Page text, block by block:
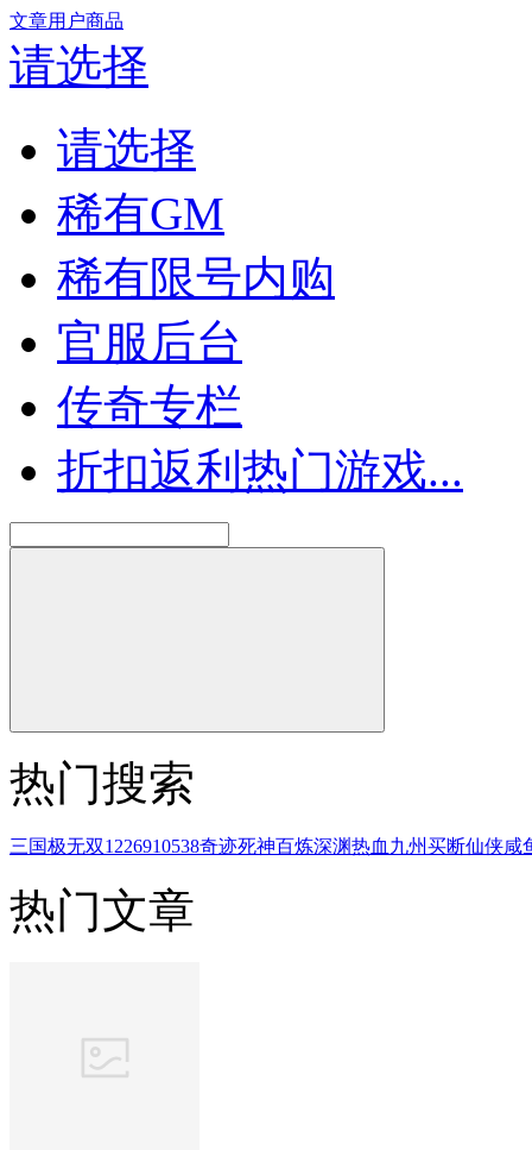
文章用户商品
请选择
请选择
稀有GM
稀有限号内购
官服后台
传奇专栏
折扣返利热门游戏...
热门搜索
三国极无双1226910538奇迹死神百炼深渊热血 九州买断仙侠咸
热门文章